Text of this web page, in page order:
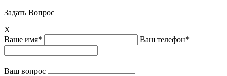
Задать Вопрос
X
Ваше имя*
Ваш телефон*
Ваш вопрос